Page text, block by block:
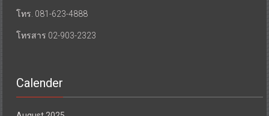
โทร. 081-623-4888
โทรสาร 02-903-2323
Calender